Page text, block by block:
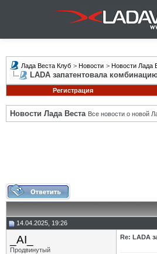
Лада Веста Клуб > Новости > Новости Лада
LADA запатентовала
Регистрация
Новости Лада Веста Все новости о новой
14.04.2025, 19:26
_AI_
Продвинутый
Re: LADA